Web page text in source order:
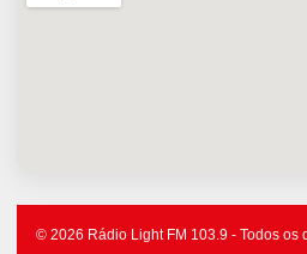
© 2026 Rádio Light FM 103.9 - Todos os